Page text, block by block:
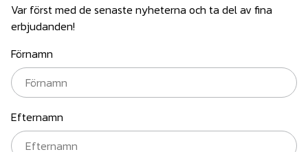
Var först med de senaste nyheterna och ta del av fina
erbjudanden!
Förnamn
Efternamn